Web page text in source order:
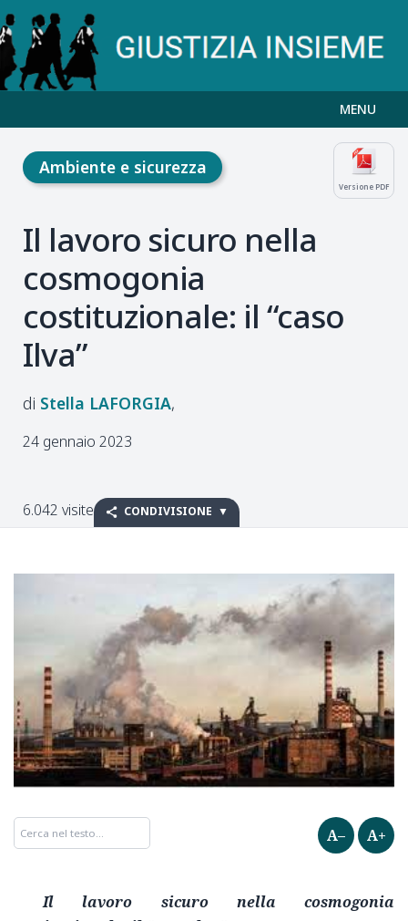
MENU
Versione PDF
Ambiente e sicurezza
Il lavoro sicuro nella
cosmogonia
costituzionale: il “caso
Ilva”
Stella LAFORGIA
24 gennaio 2023
6.042 visite CONDIVISIONE
A– A+
Il lavoro sicuro nella cosmogonia